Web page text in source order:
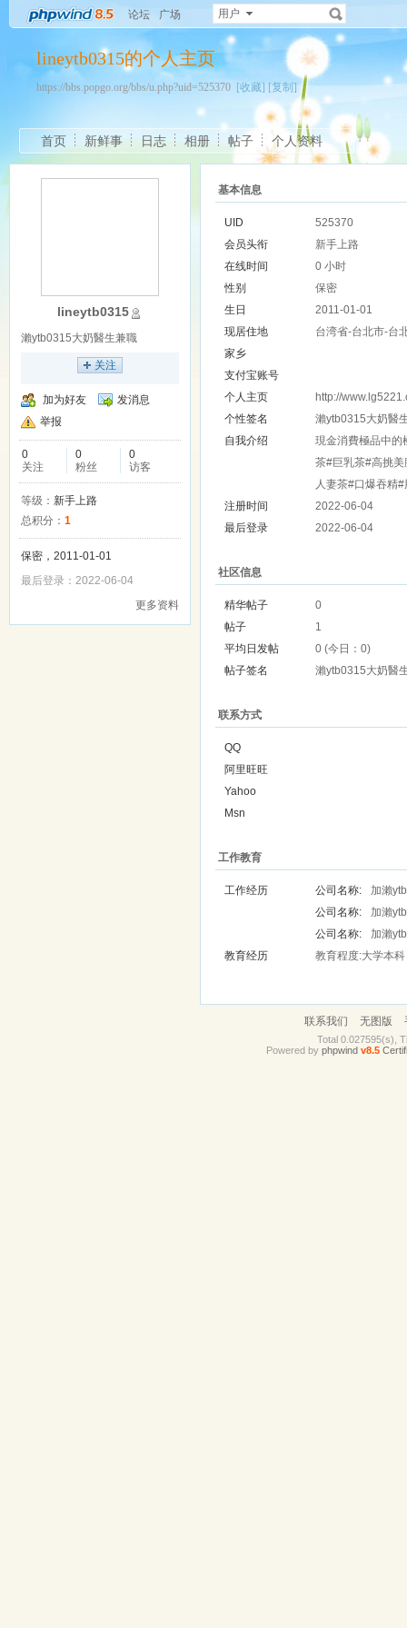
论坛 广场 用户
lineytb0315的个人主页
https://bbs.popgo.org/bbs/u.php?uid=525370 [收藏] [复制]
首页 新鲜事 日志 相册 帖子 个人资料
lineytb0315
瀨ytb0315大奶醫生兼職
关注
加为好友
发消息
举报
0
关注
0
粉丝
0
访客
等级： 新手上路
总积分： 1
保密，2011-01-01
最后登录：2022-06-04
更多资料
基本信息
UID
525370
会员头衔
新手上路
在线时间
0 小时
性别
保密
生日
2011-01-01
现居住地
台湾省-台北市-台
家乡
支付宝账号
个人主页
http://
个性签名
瀨ytb0315大奶醫
自我介绍
現金消費極品中的
茶#巨乳茶#高挑
人妻茶#口爆吞精
注册时间
2022-06-04
最后登录
2022-06-04
社区信息
精华帖子
0
帖子
1
平均日发帖
0 (今日：0)
帖子签名
瀨ytb0315大奶醫
联系方式
QQ
阿里旺旺
Yahoo
Msn
工作教育
工作经历 公司名称:
加瀨
公司名称:
加瀨
公司名称:
加瀨
教育经历
教育程度:大学本
联系我们 无图版
Total 0.027595(s),
Powered by phpwind v8.5